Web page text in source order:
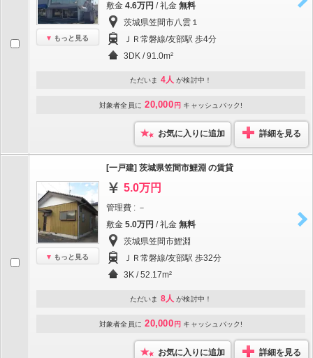
もっと見る
敷金 4.6万円 / 礼金 無料
茨城県笠間市八雲１
ＪＲ常磐線/友部駅 歩4分
3DK / 91.0m²
ただいま 4人 が検討中！
対象者全員に 20,000 円 キャッシュバック!
お気に入りに追加 詳細を見る
もっと見る
[一戸建] 茨城県笠間市鯉淵 の賃貸
5.0万円
管理費 : －
敷金 5.0万円 / 礼金 無料
茨城県笠間市鯉淵
ＪＲ常磐線/友部駅 歩32分
3K / 52.17m²
ただいま 8人 が検討中！
対象者全員に 20,000 円 キャッシュバック!
お気に入りに追加 詳細を見る